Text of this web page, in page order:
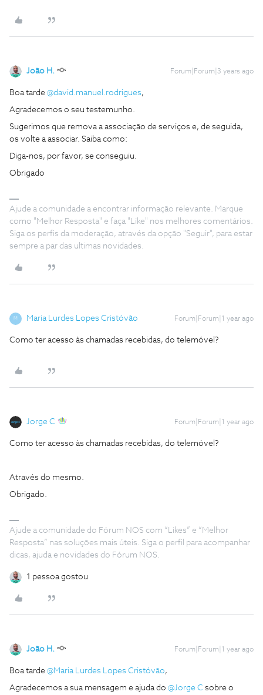
João H. Forum|Forum|3 years ago
Boa tarde @david.manuel.rodrigues,
Agradecemos o seu testemunho.
Sugerimos que remova a associação de serviços e, de seguida,
os volte a associar. Saiba como:
Diga-nos, por favor, se conseguiu.
Obrigado
Ajude a comunidade a encontrar informação relevante. Marque
como "Melhor Resposta" e faça "Like" nos melhores comentários.
Siga os perfis da moderação, através da opção "Seguir", para estar
sempre a par das ultimas novidades.
M Maria Lurdes Lopes Cristóvão Forum|Forum|1 year ago
Como ter acesso às chamadas recebidas, do telemóvel?
Jorge C Forum|Forum|1 year ago
Como ter acesso às chamadas recebidas, do telemóvel?
Através do mesmo.
Obrigado.
Ajude a comunidade do Fórum NOS com “Likes” e “Melhor
Resposta” nas soluções mais úteis. Siga o perfil para acompanhar
dicas, ajuda e novidades do Fórum NOS.
1 pessoa gostou
João H. Forum|Forum|1 year ago
Boa tarde ​ @Maria Lurdes Lopes Cristóvão,
Agradecemos a sua mensagem e ajuda do ​ @Jorge C sobre o